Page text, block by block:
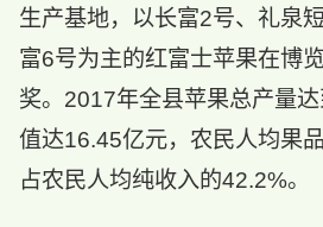
生产基地，以长富2号、礼泉
富6号为主的红富士苹果在博
奖。2017年全县苹果总产量
值达16.45亿元，农民人均果
占农民人均纯收入的42.2%。